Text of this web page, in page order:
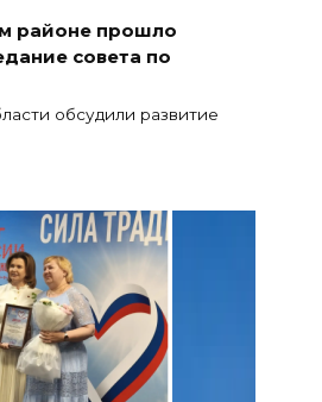
районе прошло
совета по
обсудили развитие